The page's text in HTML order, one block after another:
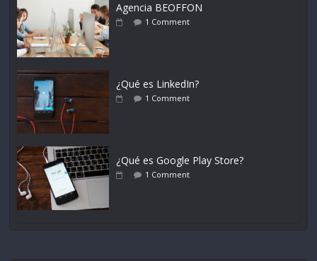
Agencia BEOFFON
1 Comment
¿Qué es LinkedIn?
1 Comment
¿Qué es Google Play Store?
1 Comment